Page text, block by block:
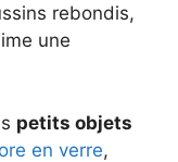
rebondis,
une
petits objets
en verre,